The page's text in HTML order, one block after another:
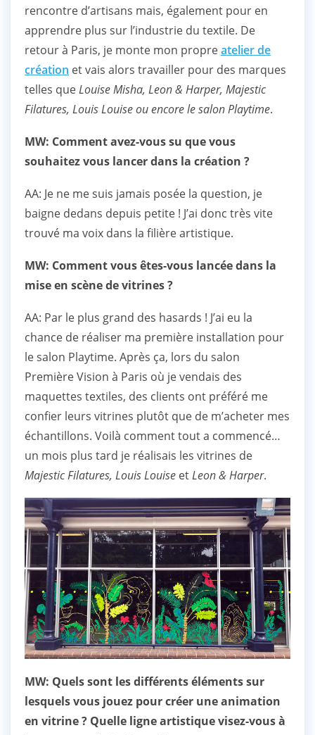
rencontre d’artisans mais, également pour en
apprendre plus sur l’industrie du textile. De
retour à Paris, je monte mon propreatelier de
création et vais alors travailler pour des marques
telles queLouise Misha, Leon & Harper, Majestic
Filatures, Louis Louise ou encore le salon Playtime.
MW: Comment avez-vous su que vous
souhaitez vous lancer dans la création ?
AA: Je ne me suis jamais posée la question, je
baigne dedans depuis petite ! J’ai donc très vite
trouvé ma voix dans la filière artistique.
MW: Comment vous êtes-vous lancée dans la
mise en scène de vitrines ?
AA: Par le plus grand des hasards ! J’ai eu la
chance de réaliser ma première installation pour
le salon Playtime. Après ça, lors du salon
Première Vision à Paris où je vendais des
maquettes textiles, des clients ont préféré me
confier leurs vitrines plutôt que de m’acheter mes
échantillons. Voilà comment tout a commencé…
un mois plus tard je réalisais les vitrines de
Majestic Filatures, Louis Louise etLeon & Harper.
MW: Quels sont les différents éléments sur
lesquels vous jouez pour créer une animation
en vitrine ? Quelle ligne artistique visez-vous à